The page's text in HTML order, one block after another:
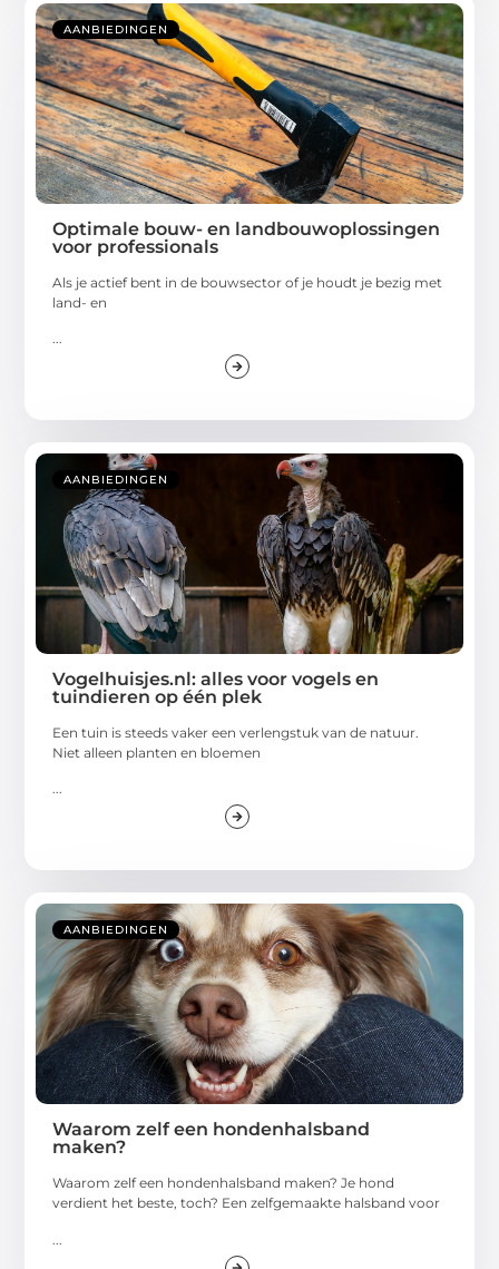
AANBIEDINGEN
Optimale bouw- en landbouwoplossingen
voor professionals
Als je actief bent in de bouwsector of je houdt je bezig met
land- en
AANBIEDINGEN
Vogelhuisjes.nl: alles voor vogels en
tuindieren op één plek
Een tuin is steeds vaker een verlengstuk van de natuur.
Niet alleen planten en bloemen
...
AANBIEDINGEN
Waarom zelf een hondenhalsband
maken?
Waarom zelf een hondenhalsband maken? Je hond
verdient het beste, toch? Een zelfgemaakte halsband voor